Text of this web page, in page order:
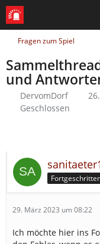
Fragen zum Spiel
und
DervomDorf
Geschlossen
29. März 2023 um 08:22
Ich möchte hier ins